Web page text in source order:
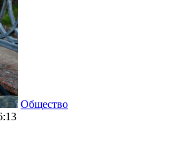
Общество